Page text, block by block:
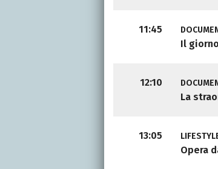
11:45
Il
12:10
La
13:05
Opera